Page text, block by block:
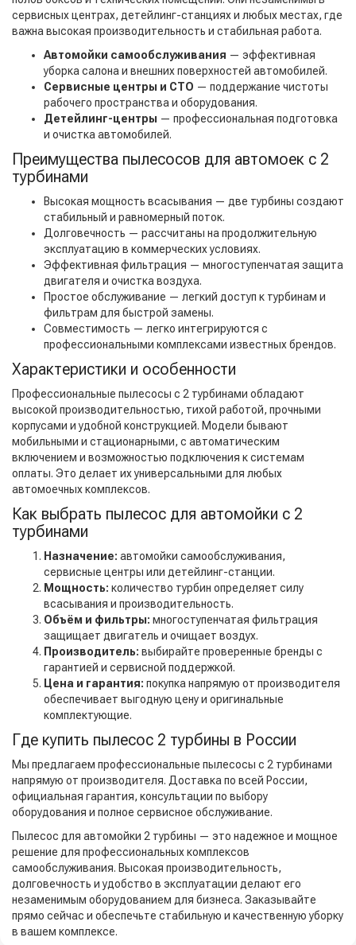
сервисных центрах, детейлинг-станциях и любых местах, где
важна высокая производительность и стабильная работа.
Автомойки самообслуживания — эффективная
уборка салона и внешних поверхностей автомобилей.
Сервисные центры и СТО — поддержание чистоты
рабочего пространства и оборудования.
Детейлинг-центры — профессиональная подготовка
и очистка автомобилей.
Преимущества пылесосов для автомоек с 2
турбинами
Высокая мощность всасывания — две турбины создают
стабильный и равномерный поток.
Долговечность — рассчитаны на продолжительную
эксплуатацию в коммерческих условиях.
Эффективная фильтрация — многоступенчатая защита
двигателя и очистка воздуха.
Простое обслуживание — легкий доступ к турбинам и
фильтрам для быстрой замены.
Совместимость — легко интегрируются с
профессиональными комплексами известных брендов.
Характеристики и особенности
Профессиональные пылесосы с 2 турбинами обладают
высокой производительностью, тихой работой, прочными
корпусами и удобной конструкцией. Модели бывают
мобильными и стационарными, с автоматическим
включением и возможностью подключения к системам
оплаты. Это делает их универсальными для любых
автомоечных комплексов.
Как выбрать пылесос для автомойки с 2
турбинами
Назначение: автомойки самообслуживания,
сервисные центры или детейлинг-станции.
Мощность: количество турбин определяет силу
всасывания и производительность.
Объём и фильтры: многоступенчатая фильтрация
защищает двигатель и очищает воздух.
Производитель: выбирайте проверенные бренды с
гарантией и сервисной поддержкой.
Цена и гарантия: покупка напрямую от производителя
обеспечивает выгодную цену и оригинальные
комплектующие.
Где купить пылесос 2 турбины в России
Мы предлагаем профессиональные пылесосы с 2 турбинами
напрямую от производителя. Доставка по всей России,
официальная гарантия, консультации по выбору
оборудования и полное сервисное обслуживание.
Пылесос для автомойки 2 турбины — это надежное и мощное
решение для профессиональных комплексов
самообслуживания. Высокая производительность,
долговечность и удобство в эксплуатации делают его
незаменимым оборудованием для бизнеса. Заказывайте
прямо сейчас и обеспечьте стабильную и качественную уборку
в вашем комплексе.